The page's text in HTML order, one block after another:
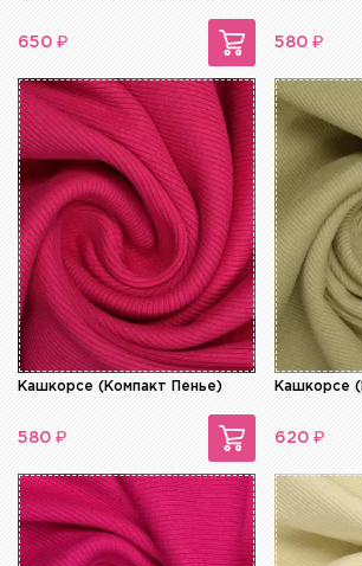
650 ₽ 580 ₽
Кашкорсе (Компакт Пенье)
580 ₽
Кашкорсе
620 ₽